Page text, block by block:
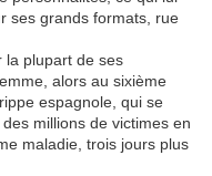
ses grands formats, rue
la plupart de ses
alors au sixième
espagnole, qui se
millions de victimes en
maladie, trois jours plus